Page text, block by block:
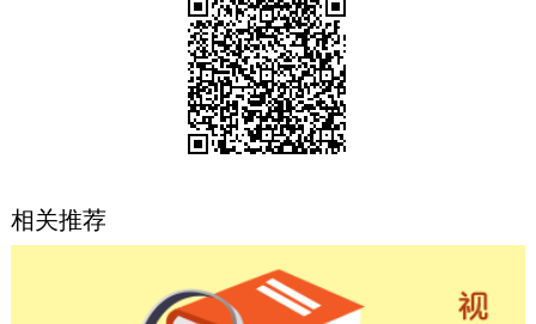
法人服务
利企服务
中介服务
相关推荐